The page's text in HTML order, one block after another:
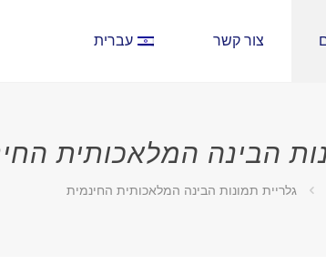
צור קשר עברית
הבינה המלאכותית
גלריית תמונות הבינה המלאכותית החינמית